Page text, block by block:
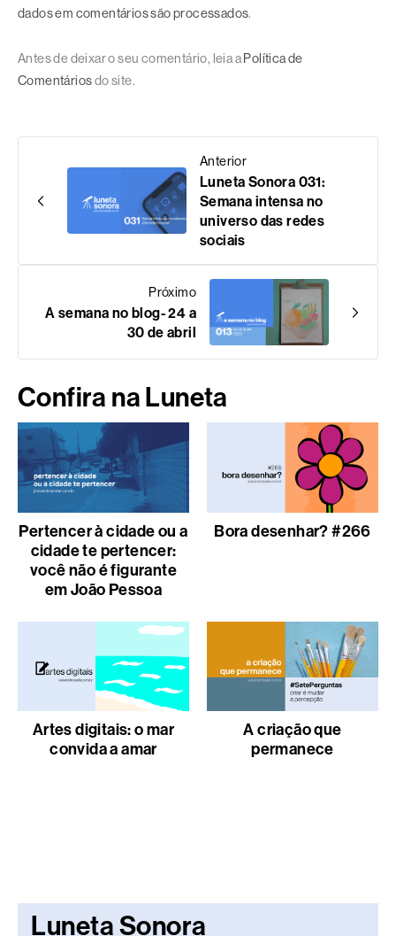
dados em comentários são processados.
Antes de deixar o seu comentário, leia a Política de
Comentáriosdo site.
Anterior
Luneta Sonora 031:
Semana intensa no
universo das redes
sociais
Próximo
A semana no blog- 24 a
30 de abril
Confira na Luneta
Pertencer à cidade ou a
cidade te pertencer:
você não é figurante
em João Pessoa
Bora desenhar? #266
Artes digitais: o mar
convida a amar
A criação que
permanece
Luneta Sonora